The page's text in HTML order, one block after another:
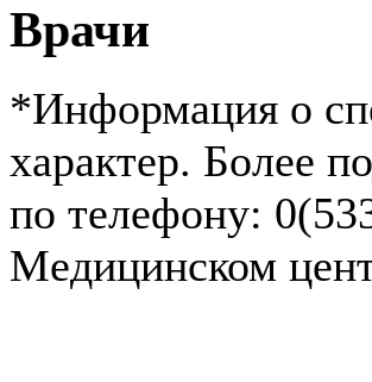
Врачи
*Информация о
характер. Более
по телефону:
Медицинском